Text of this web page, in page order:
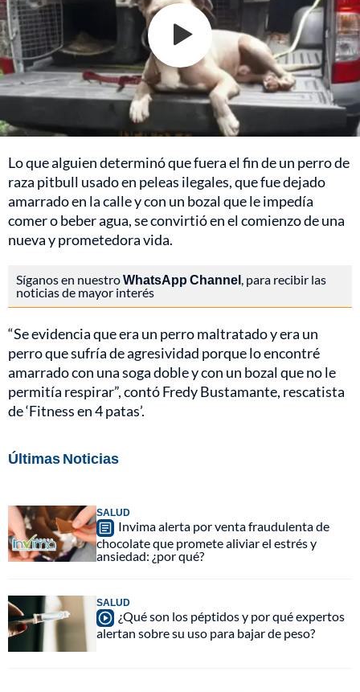
Lo que alguien determinó que fuera el fin de un perro de
raza pitbull usado en peleas ilegales, que fue dejado
amarrado en la calle y con un bozal que le impedía
comer o beber agua, se convirtió en el comienzo de una
nueva y prometedora vida.
Síganos en nuestroWhatsApp Channel , para recibir las
noticias de mayor interés
“Se evidencia que era un perro maltratado y era un
perro que sufría de agresividad porque lo encontré
amarrado con una soga doble y con un bozal que no le
permitía respirar”, contó Fredy Bustamante, rescatista
de ‘Fitness en 4 patas’.
Últimas Noticias
SALUD
Invima alerta por venta fraudulenta de
chocolate que promete aliviar el estrés y
ansiedad: ¿por qué?
SALUD
¿Qué son los péptidos y por qué expertos
alertan sobre su uso para bajar de peso?